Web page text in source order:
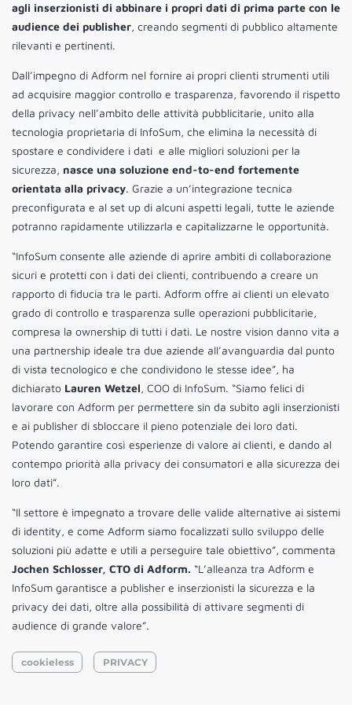
agli inserzionisti di abbinare i propri dati di prima parte con le
audience dei publisher, creando segmenti di pubblico altamente
rilevanti e pertinenti.
Dall’impegno di Adform nel fornire ai propri clienti strumenti utili
ad acquisire maggior controllo e trasparenza, favorendo il rispetto
della privacy nell’ambito delle attività pubblicitarie, unito alla
tecnologia proprietaria di InfoSum, che elimina la necessità di
spostare e condividere i dati e alle migliori soluzioni per la
sicurezza, nasce una soluzione end-to-end fortemente
orientata alla privacy. Grazie a un’integrazione tecnica
preconfigurata e al set up di alcuni aspetti legali, tutte le aziende
potranno rapidamente utilizzarla e capitalizzarne le opportunità.
“InfoSum consente alle aziende di aprire ambiti di collaborazione
sicuri e protetti con i dati dei clienti, contribuendo a creare un
rapporto di fiducia tra le parti. Adform offre ai clienti un elevato
grado di controllo e trasparenza sulle operazioni pubblicitarie,
compresa la ownership di tutti i dati. Le nostre vision danno vita a
una partnership ideale tra due aziende all’avanguardia dal punto
di vista tecnologico e che condividono le stesse idee”, ha
dichiarato Lauren Wetzel, COO di InfoSum. “Siamo felici di
lavorare con Adform per permettere sin da subito agli inserzionisti
e ai publisher di sbloccare il pieno potenziale dei loro dati.
Potendo garantire così esperienze di valore ai clienti, e dando al
contempo priorità alla privacy dei consumatori e alla sicurezza dei
loro dati”.
“Il settore è impegnato a trovare delle valide alternative ai sistemi
di identity, e come Adform siamo focalizzati sullo sviluppo delle
soluzioni più adatte e utili a perseguire tale obiettivo”, commenta
Jochen Schlosser, CTO di Adform. “L’alleanza tra Adform e
InfoSum garantisce a publisher e inserzionisti la sicurezza e la
privacy dei dati, oltre alla possibilità di attivare segmenti di
audience di grande valore”.
cookieless PRIVACY